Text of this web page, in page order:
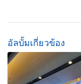
อัลบั้มเกี่ยวข้อง